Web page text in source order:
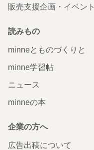
販売支援企画・イベント
読みもの
minneとものづくりと
minne学習帖
ニュース
minneの本
企業の方へ
広告出稿について